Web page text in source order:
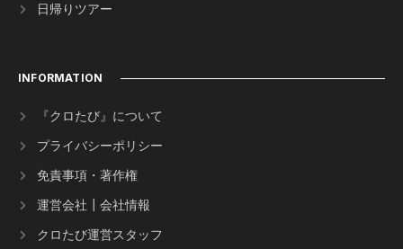
日帰りツアー
INFORMATION
『クロたび』について
プライバシーポリシー
免責事項・著作権
運営会社┃会社情報
クロたび運営スタッフ